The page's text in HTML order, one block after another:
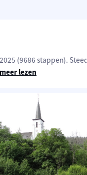
(9686 stappen).
meer lezen